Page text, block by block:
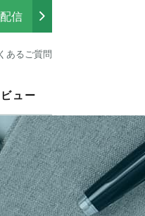
信
あるご質問
ュー